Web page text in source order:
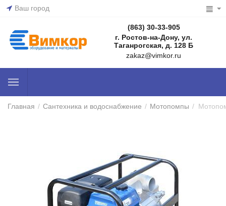
Ваш город
(863) 30-33-905
г. Ростов-на-Дону, ул.
Таганрогская, д. 128 Б
zakaz@vimkor.ru
Главная / Сантехника и водоснабжение / Мотопомпы /